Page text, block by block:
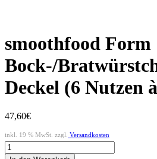
smoothfood Form
Bock-/
Deckel (6 Nutzen
47,60€
inkl. 19 % MwSt. zzgl. Versandkosten
smoothfood
Form